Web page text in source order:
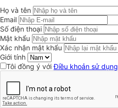
Họ và tên
Email
Số điện thoại
Mật khẩu
Xác nhận mật khẩu
Giới tính
Tôi đồng ý vớiĐiều khoản sử dụng